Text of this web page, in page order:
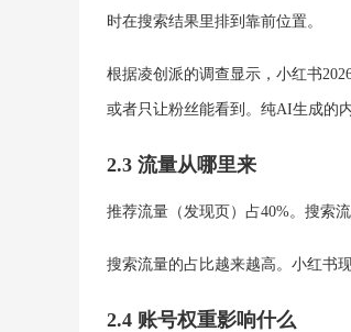
时在搜索结果里排到靠前位置。
根据凌创派的调查显示，小红书
或者只让粉丝能看到。纯AI生成的
2.3 流量从哪里来
推荐流量（发现页）占40%。搜索
搜索流量的占比越来越高。小红书
2.4 账号权重影响什么